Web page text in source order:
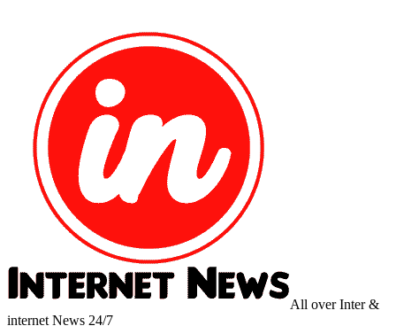
All over Inter &
internet News 24/7